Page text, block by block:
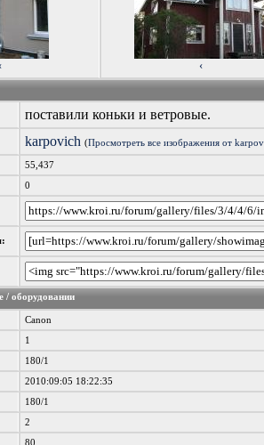
‹
поставили коньки и ветровые.
karpovich (Просмотреть все изображения от
55,437
0
/ оборудовании
Canon
1
180/1
2010:09:05 18:22:35
180/1
2
80